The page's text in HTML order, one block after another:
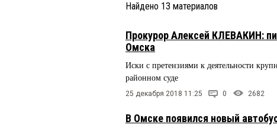
Найдено 13 материалов
Прокурор Алексей КЛЕВАКИН:
Омска
Иски с претензиями к деятельности
районном суде
25 декабря 2018 11:25 0 2682
В Омске появился новый